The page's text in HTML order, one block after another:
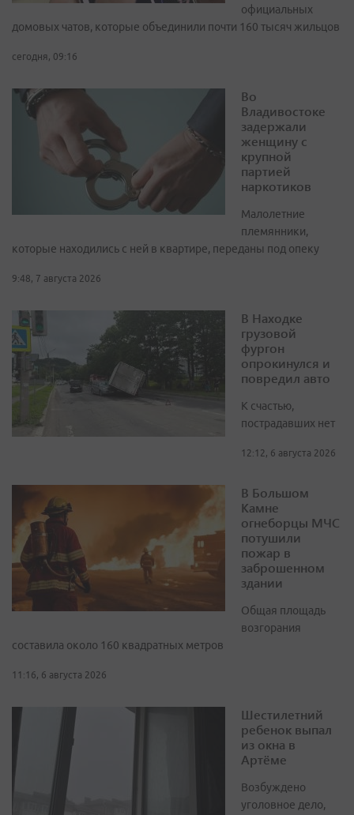
официальных
домовых чатов, которые объединили почти 160 тысяч жильцов
сегодня, 09:16
Во
Владивостоке
задержали
женщину с
крупной
партией
наркотиков
Малолетние
племянники,
которые находились с ней в квартире, переданы под опеку
9:48, 7 августа 2026
В Находке
грузовой
фургон
опрокинулся и
повредил авто
К счастью,
пострадавших нет
12:12, 6 августа 2026
В Большом
Камне
огнеборцы МЧС
потушили
пожар в
заброшенном
здании
Общая площадь
возгорания
составила около 160 квадратных метров
11:16, 6 августа 2026
Шестилетний
ребенок выпал
из окна в
Артёме
Возбуждено
уголовное дело,